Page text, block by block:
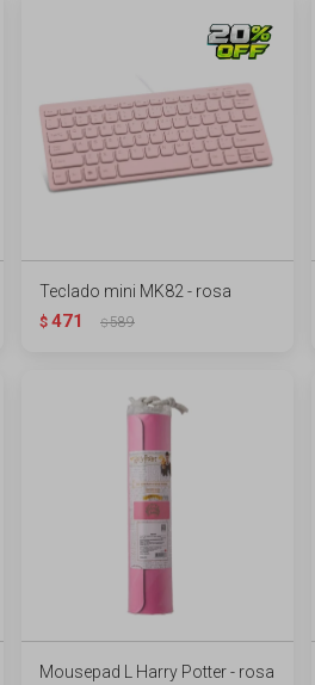
Teclado mini MK82 - rosa
$ 471 $589
Mousepad L Harry Potter - rosa